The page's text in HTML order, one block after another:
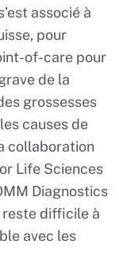
associé à
pour
of-care pour
de la
grossesses
causes de
collaboration
Life Sciences
Diagnostics
reste difficile à
avec les